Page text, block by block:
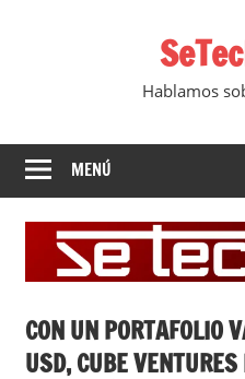
Hablamos
MENÚ
CON UN PORTAFOLIO
USD, CUBE